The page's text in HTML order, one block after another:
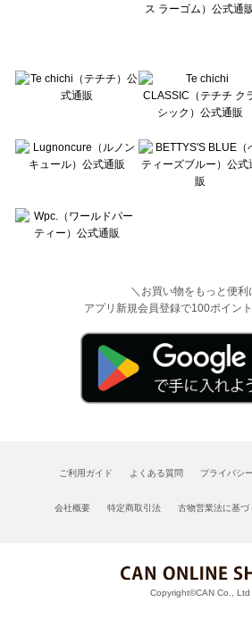
＼お買い物をもっと便利
アプリ新規会員登録で100ポイン
ご利用ガイド よくある質問 プライバシ
会社概要 特定商取引法 古物営業法に基づ
Copyright©CAN Co., Ltd